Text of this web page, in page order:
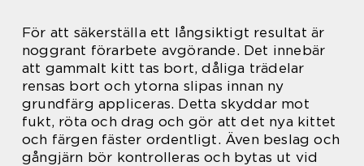
För att säkerställa ett långsiktigt resultat är
noggrant förarbete avgörande. Det innebär
att gammalt kitt tas bort, dåliga trädelar
rensas bort och ytorna slipas innan ny
grundfärg appliceras. Detta skyddar mot
fukt, röta och drag och gör att det nya kittet
och färgen fäster ordentligt. Även beslag och
gångjärn bör kontrolleras och bytas ut vid